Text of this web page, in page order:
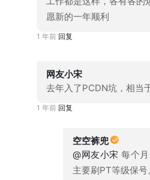
愿新的一年顺利
1 年前 回复
网友小宋
去年入了PCDN坑，相当
1 年前 回复
空空裤兜
@网友小宋 每个
主要刷PT等级保号